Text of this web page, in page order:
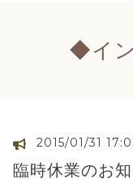
◆イ
2015/01/31
臨時休業のお